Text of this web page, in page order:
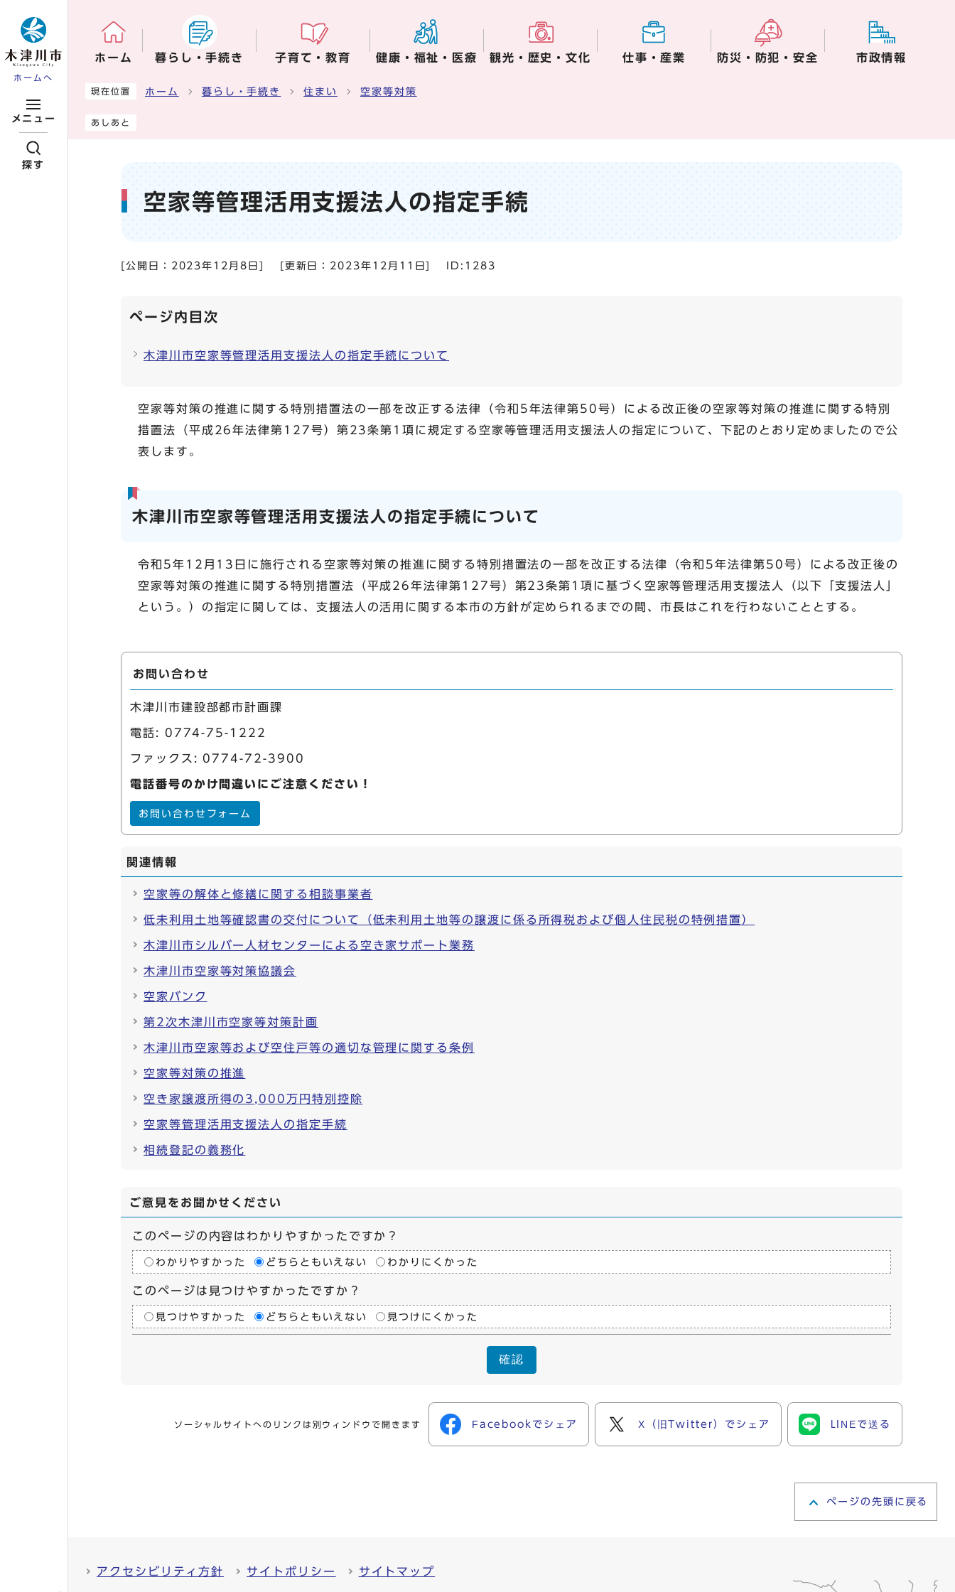
ホームへ
メニュー
探す
ホーム 暮らし・手続き 子育て・教育 健康・福祉・医療 観光・歴史・文化 仕事・産業 防災・防犯・安全 市政情報
ここから本文です
現在位置 ホーム 暮らし・手続き 住まい 空家等対策
あしあと
空家等管理活用支援法人の指定手続
[公開日： 2023年12月8日 [更新日： 2023年12月11日 ID:1283
ページ内目次
木津川市空家等管理活用支援法人の指定手続について
空家等対策の推進に関する特別措置法の一部を改正する法律（令和5年法律第50号）による改正後の空家等対策の推進に関する特別
措置法（平成26年法律第127号）第23条第1項に規定する空家等管理活用支援法人の指定について、下記のとおり定めましたので公
表します。
木津川市空家等管理活用支援法人の指定手続について
令和5年12月13日に施行される空家等対策の推進に関する特別措置法の一部を改正する法律（令和5年法律第50号）による改正後の
空家等対策の推進に関する特別措置法（平成26年法律第127号）第23条第1項に基づく空家等管理活用支援法人（以下「支援法人」
という。）の指定に関しては、支援法人の活用に関する本市の方針が定められるまでの間、市長はこれを行わないこととする。
お問い合わせ
木津川市建設部都市計画課
電話: 0774-75-1222
ファックス: 0774-72-3900
電話番号のかけ間違いにご注意ください！
お問い合わせフォーム
関連情報
空家等の解体と修繕に関する相談事業者
低未利用土地等確認書の交付について（低未利用土地等の譲渡に係る所得税および個人住民税の特例措置）
木津川市シルバー人材センターによる空き家サポート業務
木津川市空家等対策協議会
空家バンク
第2次木津川市空家等対策計画
木津川市空家等および空住戸等の適切な管理に関する条例
空家等対策の推進
空き家譲渡所得の3,000万円特別控除
空家等管理活用支援法人の指定手続
相続登記の義務化
ご意見をお聞かせください
このページの内容はわかりやすかったですか？
わかりやすかった どちらともいえない わかりにくかった
このページは見つけやすかったですか？
見つけやすかった どちらともいえない 見つけにくかった
確認
ソーシャルサイトへのリンクは別ウィンドウで開きます Facebookでシェア X（旧Twitter）でシェア LINEで送る
ページの先頭に戻る
アクセシビリティ方針 サイトポリシー サイトマップ